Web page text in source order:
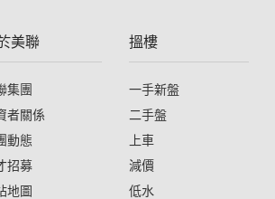
美聯
集團
者關係
動態
招募
地圖
搵樓
一手新盤
二手盤
上車
減價
低水